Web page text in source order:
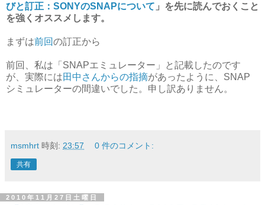
びと訂正：SONYのSNAPについて 」を先に読んでおくこと
を強くオススメします。
まずは前回の訂正から
前回、私は「SNAPエミュレーター」と記載したのです
が、実際には田中さんからの指摘があったように、SNAP
シミュレーターの間違いでした。申し訳ありません。
msmhrt 時刻: 23:57 0 件のコメント:
共有
2010年11月27日土曜日